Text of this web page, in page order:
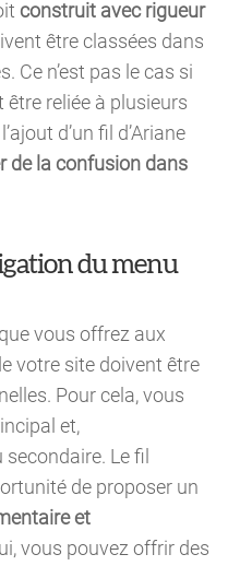
construit avec rigueur
être classées dans
Ce n’est pas le cas si
être reliée à plusieurs
d’un fil d’Ariane
de la confusion dans
du menu
vous offrez aux
votre site doivent être
Pour cela, vous
et,
Le fil
de proposer un
et
vous pouvez offrir des